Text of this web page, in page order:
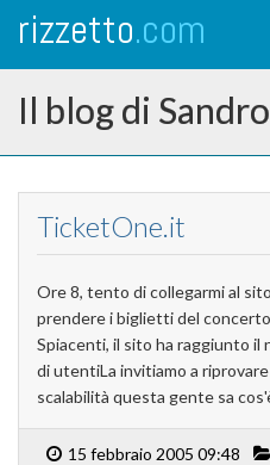
rizzetto.com
Il blog di
TicketOne.it
Ore 8, tento di collegarmi al
prendere i biglietti del
Spiacenti, il sito ha raggiunto il
di utentiLa invitiamo a riprovare
scalabilità questa gente sa
15 febbraio 2005 09:48